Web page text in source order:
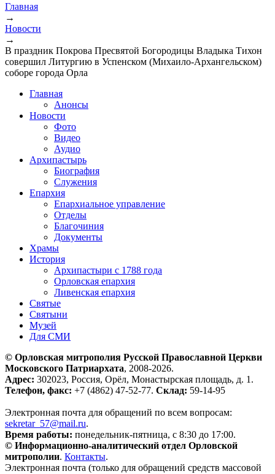
Главная
→
Новости
→
В праздник Покрова Пресвятой Богородицы Владыка Тихон
совершил Литургию в Успенском (Михаило-Архангельском)
соборе города Орла
Главная
Анонсы
Новости
Фото
Видео
Аудио
Архипастырь
Биография
Служения
Епархия
Епархиальное управление
Отделы
Благочиния
Документы
Храмы
История
Архипастыри с 1788 года
Орловская епархия
Ливенская епархия
Святые
Святыни
Музей
Для СМИ
© Орловская митрополия Русской Православной Церкви
Московского Патриархата, 2008-2026.
Адрес: 302023, Россия, Орёл, Монастырская площадь, д. 1.
Телефон, факс: +7 (4862) 47-52-77. Склад: 59-14-95
Электронная почта для обращений по всем вопросам:
sekretar_57@mail.ru.
Время работы: понедельник-пятница, с 8:30 до 17:00.
© Информационно-аналитический отдел Орловской
митрополии. Контакты.
Электронная почта (только для обращений средств массовой